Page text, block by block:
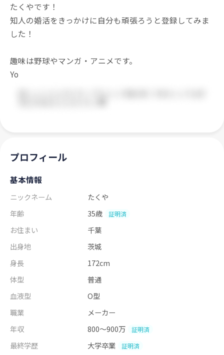
たくやです！
知人の婚活をきっかけに自分も頑張ろうと登録してみま
した！
趣味は野球やマンガ・アニメです。
Yo
プロフィール
基本情報
ニックネーム
たくや
年齢
35歳 証明済
お住まい
千葉
出身地
茨城
身長
172cm
体型
普通
血液型
O型
職業
メーカー
年収
800～900万 証明済
最終学歴 大学卒業 証明済